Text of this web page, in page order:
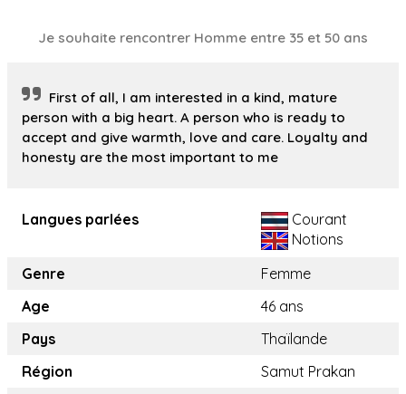
Je souhaite rencontrer Homme entre 35 et 50 ans
First of all, I am interested in a kind, mature
person with a big heart. A person who is ready to
accept and give warmth, love and care. Loyalty and
honesty are the most important to me
Langues parlées
Courant
Notions
Genre
Femme
Age
46 ans
Pays
Thaïlande
Région
Samut Prakan